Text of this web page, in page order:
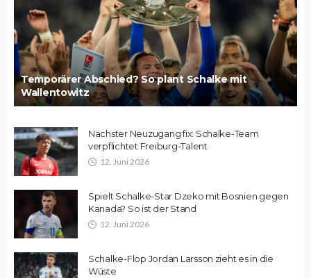
Temporärer Abschied? So plant Schalke mit
Wallentowitz
Nächster Neuzugang fix: Schalke-Team
verpflichtet Freiburg-Talent
12. Juni 2026
Spielt Schalke-Star Dzeko mit Bosnien gegen
Kanada? So ist der Stand
12. Juni 2026
Schalke-Flop Jordan Larsson zieht es in die
Wüste